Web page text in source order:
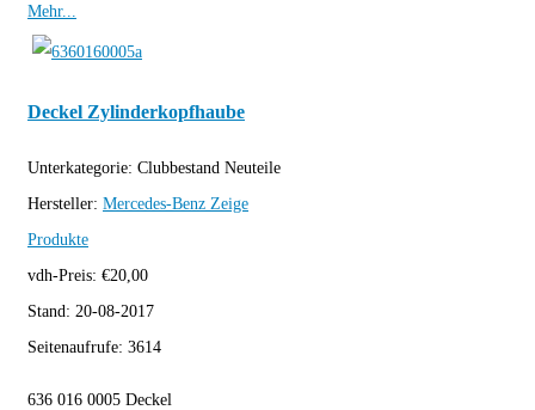
Mehr...
Deckel Zylinderkopfhaube
Unterkategorie: Clubbestand Neuteile
Hersteller: Mercedes-Benz Zeige
Produkte
vdh-Preis: €20,00
Stand: 20-08-2017
Seitenaufrufe: 3614
636 016 0005 Deckel